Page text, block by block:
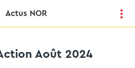
Actus NOR
Août 2024